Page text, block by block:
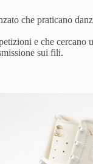
che praticano
e che cercano
sui fili.